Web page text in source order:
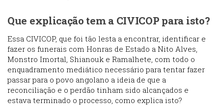
Que explicação tem a CIVICOP para isto?
Essa CIVICOP, que foi tão lesta a encontrar, identificar e
fazer os funerais com Honras de Estado a Nito Alves,
Monstro Imortal, Shianouk e Ramalhete, com todo o
enquadramento mediático necessário para tentar fazer
passar para o povo angolano a ideia de que a
reconciliação e o perdão tinham sido alcançados e
estava terminado o processo, como explica isto?